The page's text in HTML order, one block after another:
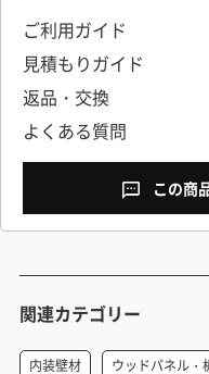
ご利用ガイド
見積もりガイド
返品・交換
よくある質問
この商
関連カテゴリー
内装壁材 ウッドパネル・